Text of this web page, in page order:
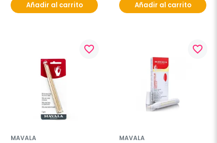
Añadir al carrito Añadir al carrito
favorite_border
MAVALA
favorite_border
MAVALA